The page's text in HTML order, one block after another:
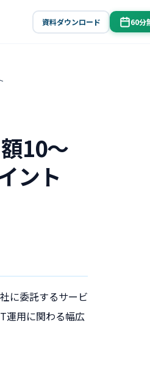
資料ダウンロード 60分
10〜
ント
に委託するサービ
運用に関わる幅広